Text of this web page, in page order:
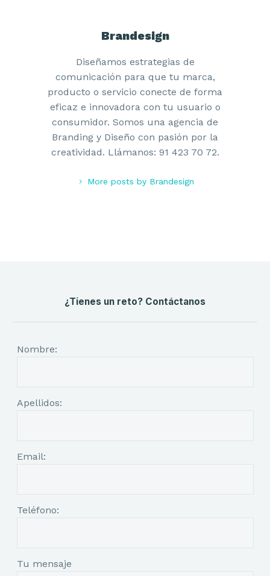
Brandesign
Diseñamos estrategias de
comunicación para que tu marca,
producto o servicio conecte de forma
eficaz e innovadora con tu usuario o
consumidor. Somos una agencia de
Branding y Diseño con pasión por la
creatividad. Llámanos: 91 423 70 72.
More posts by Brandesign
¿Tienes un reto? Contáctanos
Nombre:
Apellidos:
Email:
Teléfono:
Tu mensaje